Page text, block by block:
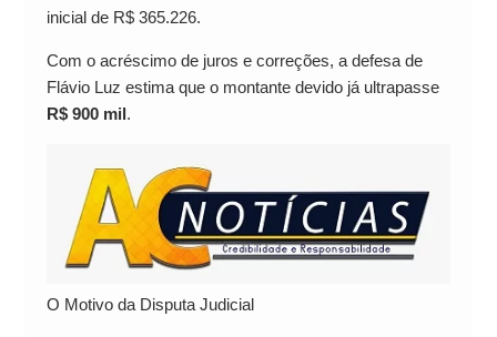
inicial de R$ 365.226.
Com o acréscimo de juros e correções, a defesa de
Flávio Luz estima que o montante devido já ultrapasse
R$ 900 mil.
O Motivo da Disputa Judicial